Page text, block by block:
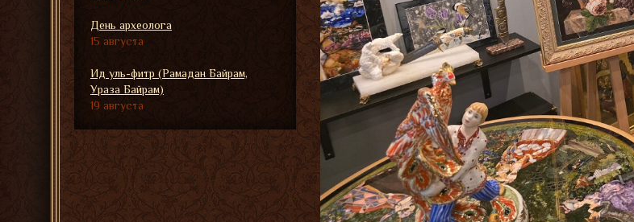
День археолога
15 августа
Ид уль-фитр (Рамадан Байрам,
Ураза Байрам)
19 августа